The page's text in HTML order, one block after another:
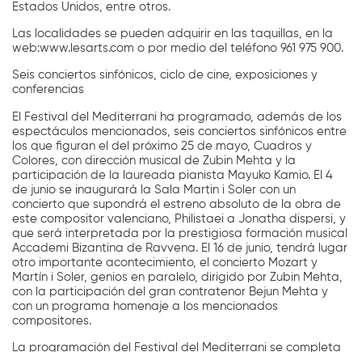
Estados Unidos, entre otros.
Las localidades se pueden adquirir en las taquillas, en la
web:www.lesarts.com o por medio del teléfono 961 975 900.
Seis conciertos sinfónicos, ciclo de cine, exposiciones y
conferencias
El Festival del Mediterrani ha programado, además de los
espectáculos mencionados, seis conciertos sinfónicos entre
los que figuran el del próximo 25 de mayo, Cuadros y
Colores, con dirección musical de Zubin Mehta y la
participación de la laureada pianista Mayuko Kamio. El 4
de junio se inaugurará la Sala Martin i Soler con un
concierto que supondrá el estreno absoluto de la obra de
este compositor valenciano, Philistaei a Jonatha dispersi, y
que será interpretada por la prestigiosa formación musical
Accademi Bizantina de Ravvena. El 16 de junio, tendrá lugar
otro importante acontecimiento, el concierto Mozart y
Martín i Soler, genios en paralelo, dirigido por Zubin Mehta,
con la participación del gran contratenor Bejun Mehta y
con un programa homenaje a los mencionados
compositores.
La programación del Festival del Mediterrani se completa